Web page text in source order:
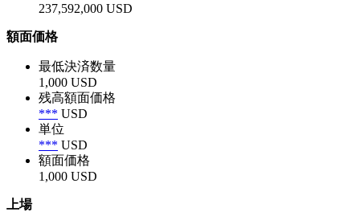
237,592,000 USD
額面価格
最低決済数量
1,000 USD
残高額面価格
*** USD
単位
*** USD
額面価格
1,000 USD
上場